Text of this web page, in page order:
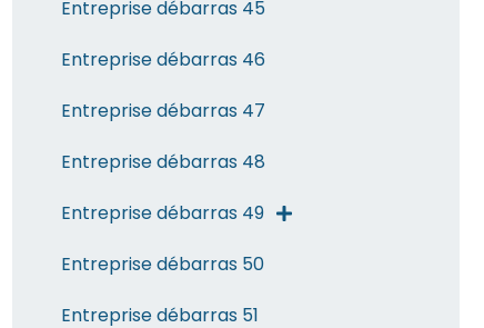
Entreprise débarras 45
Entreprise débarras 46
Entreprise débarras 47
Entreprise débarras 48
Entreprise débarras 49
Entreprise débarras 50
Entreprise débarras 51